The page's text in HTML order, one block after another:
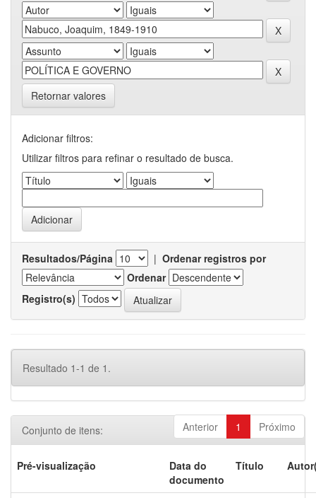
Retornar valores
Adicionar filtros:
Utilizar filtros para refinar o resultado de busca.
Resultados/Página | Ordenar registros por
Ordenar
Registro(s)
Resultado 1-1 de 1.
Anterior 1 Próximo
Conjunto de itens:
Pré-visualização
Data do
documento
Título